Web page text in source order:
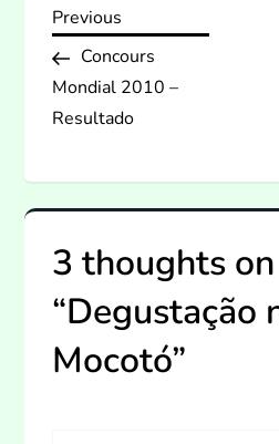
N
a
v
e
a
ç
ã
Previous
Post
Previous
Concours
Mondial 2010 –
Resultado
3 thoughts on
“Degustação
Mocotó”